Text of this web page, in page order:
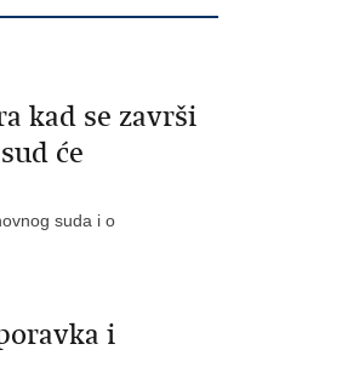
kad se završi
će
suda i o
i